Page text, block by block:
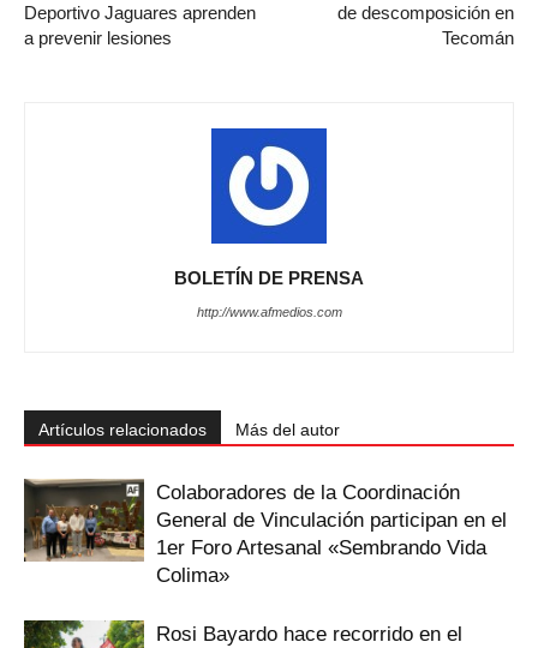
Deportivo Jaguares aprenden
a prevenir lesiones
de descomposición en
Tecomán
BOLETÍN DE PRENSA
http://www.afmedios.com
Artículos relacionados Más del autor
Colaboradores de la Coordinación
General de Vinculación participan en el
1er Foro Artesanal «Sembrando Vida
Colima»
Rosi Bayardo hace recorrido en el